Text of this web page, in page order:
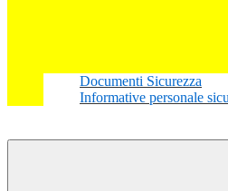
Documenti Sicurezza
Informative personale